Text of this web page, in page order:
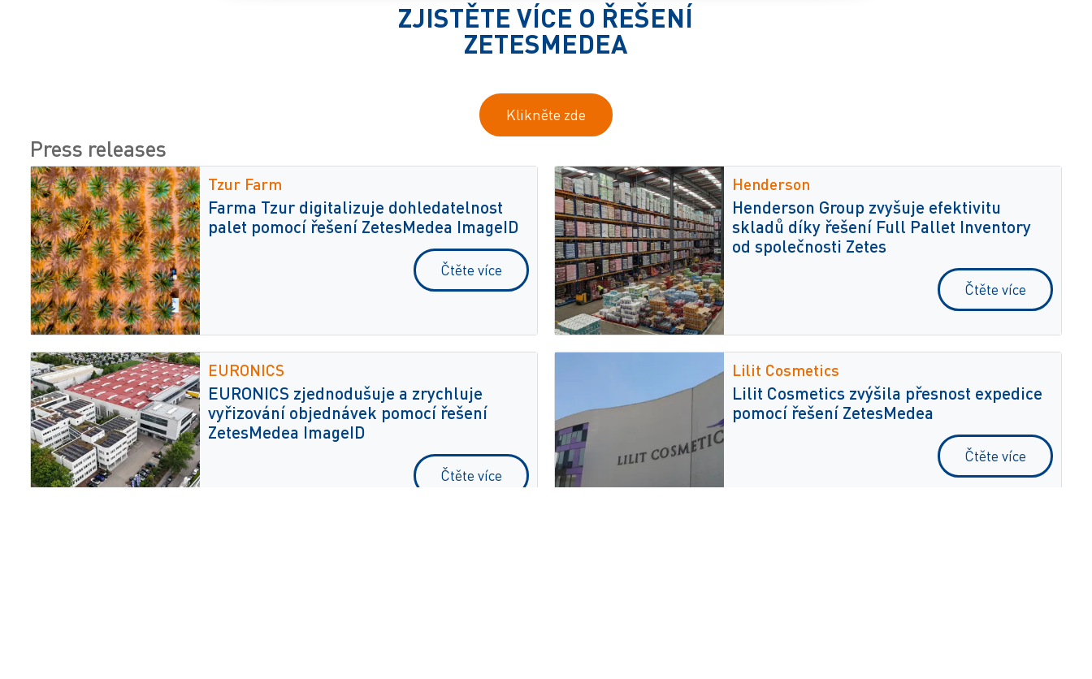
ZJISTĚTE VÍCE O ŘEŠENÍ
ZETESMEDEA
Klikněte zde
Press releases
Tzur Farm
Farma Tzur digitalizuje dohledatelnost
palet pomocí řešení ZetesMedea ImageID
Čtěte více
Henderson
Henderson Group zvyšuje efektivitu
skladů díky řešení Full Pallet Inventory
od společnosti Zetes
Čtěte více
EURONICS
EURONICS zjednodušuje a zrychluje
vyřizování objednávek pomocí řešení
ZetesMedea ImageID
Čtěte více
Lilit Cosmetics
Lilit Cosmetics zvýšila přesnost expedice
pomocí řešení ZetesMedea
Čtěte více